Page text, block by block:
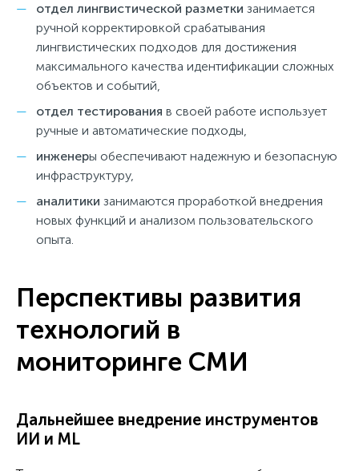
отдел лингвистической разметки занимается
ручной корректировкой срабатывания
лингвистических подходов для достижения
максимального качества идентификации сложных
объектов и событий,
отдел тестирования в своей работе использует
ручные и автоматические подходы,
инженеры обеспечивают надежную и безопасную
инфраструктуру,
аналитики занимаются проработкой внедрения
новых функций и анализом пользовательского
опыта.
Перспективы развития
технологий в
мониторинге СМИ
Дальнейшее внедрение инструментов
ИИ и ML